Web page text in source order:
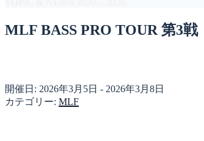
MLF BASS PRO TOUR 第3戦
開催日: 2026年3月5日 - 2026年3月8日
カテゴリー: MLF